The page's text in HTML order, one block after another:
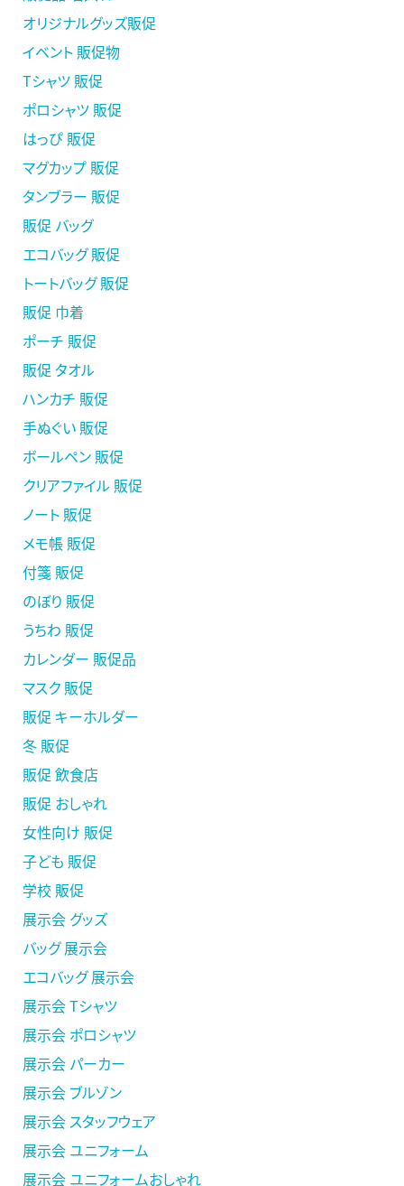
オリジナルグッズ販促
イベント 販促物
Tシャツ 販促
ポロシャツ 販促
はっぴ 販促
マグカップ 販促
タンブラー 販促
販促 バッグ
エコバッグ 販促
トートバッグ 販促
販促 巾着
ポーチ 販促
販促 タオル
ハンカチ 販促
手ぬぐい 販促
ボールペン 販促
クリアファイル 販促
ノート 販促
メモ帳 販促
付箋 販促
のぼり 販促
うちわ 販促
カレンダー 販促品
マスク 販促
販促 キーホルダー
冬 販促
販促 飲食店
販促 おしゃれ
女性向け 販促
子ども 販促
学校 販促
展示会 グッズ
バッグ 展示会
エコバッグ 展示会
展示会 Tシャツ
展示会 ポロシャツ
展示会 パーカー
展示会 ブルゾン
展示会 スタッフウェア
展示会 ユニフォーム
展示会 ユニフォームおしゃれ